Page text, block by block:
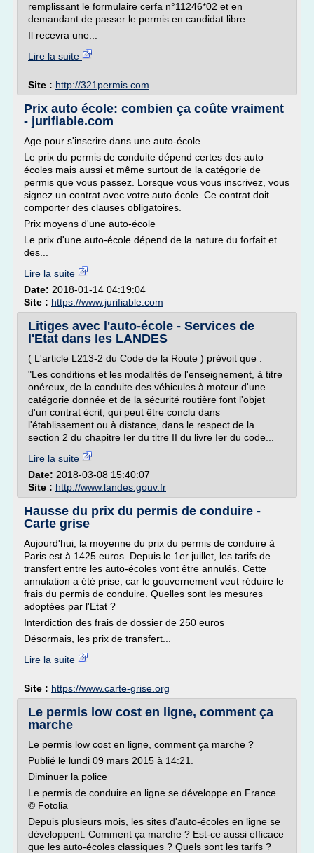
remplissant le formulaire cerfa n°11246*02 et en
demandant de passer le permis en candidat libre.
Il recevra une...
Lire la suite
Site : http://321permis.com
Prix auto école: combien ça coûte vraiment
- jurifiable.com
Age pour s'inscrire dans une auto-école
Le prix du permis de conduite dépend certes des auto
écoles mais aussi et même surtout de la catégorie de
permis que vous passez. Lorsque vous vous inscrivez, vous
signez un contrat avec votre auto école. Ce contrat doit
comporter des clauses obligatoires.
Prix moyens d'une auto-école
Le prix d'une auto-école dépend de la nature du forfait et
des...
Lire la suite
Date: 2018-01-14 04:19:04
Site : https://www.jurifiable.com
Litiges avec l'auto-école - Services de
l'Etat dans les LANDES
( L'article L213-2 du Code de la Route ) prévoit que :
"Les conditions et les modalités de l'enseignement, à titre
onéreux, de la conduite des véhicules à moteur d'une
catégorie donnée et de la sécurité routière font l'objet
d'un contrat écrit, qui peut être conclu dans
l'établissement ou à distance, dans le respect de la
section 2 du chapitre Ier du titre II du livre Ier du code...
Lire la suite
Date: 2018-03-08 15:40:07
Site : http://www.landes.gouv.fr
Hausse du prix du permis de conduire -
Carte grise
Aujourd'hui, la moyenne du prix du permis de conduire à
Paris est à 1425 euros. Depuis le 1er juillet, les tarifs de
transfert entre les auto-écoles vont être annulés. Cette
annulation a été prise, car le gouvernement veut réduire le
frais du permis de conduire. Quelles sont les mesures
adoptées par l'Etat ?
Interdiction des frais de dossier de 250 euros
Désormais, les prix de transfert...
Lire la suite
Site : https://www.carte-grise.org
Le permis low cost en ligne, comment ça
marche
Le permis low cost en ligne, comment ça marche ?
Publié le lundi 09 mars 2015 à 14:21.
Diminuer la police
Le permis de conduire en ligne se développe en France.
© Fotolia
Depuis plusieurs mois, les sites d'auto-écoles en ligne se
développent. Comment ça marche ? Est-ce aussi efficace
que les auto-écoles classiques ? Quels sont les tarifs ?